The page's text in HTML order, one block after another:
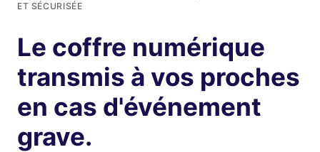
ET SÉCURISÉE
Le coffre numérique
transmis à vos proches
en cas d'événement
grave.